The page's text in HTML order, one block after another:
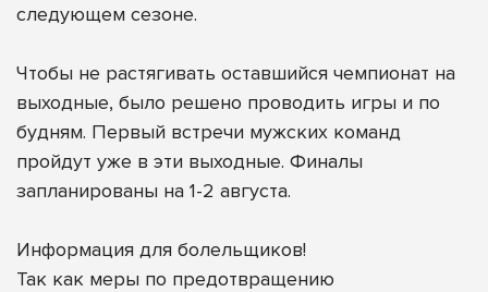
следующем сезоне.
Чтобы не растягивать оставшийся чемпионат на
выходные, было решено проводить игры и по
будням. Первый встречи мужских команд
пройдут уже в эти выходные. Финалы
запланированы на 1-2 августа.
Информация для болельщиков!
Так как меры по предотвращению